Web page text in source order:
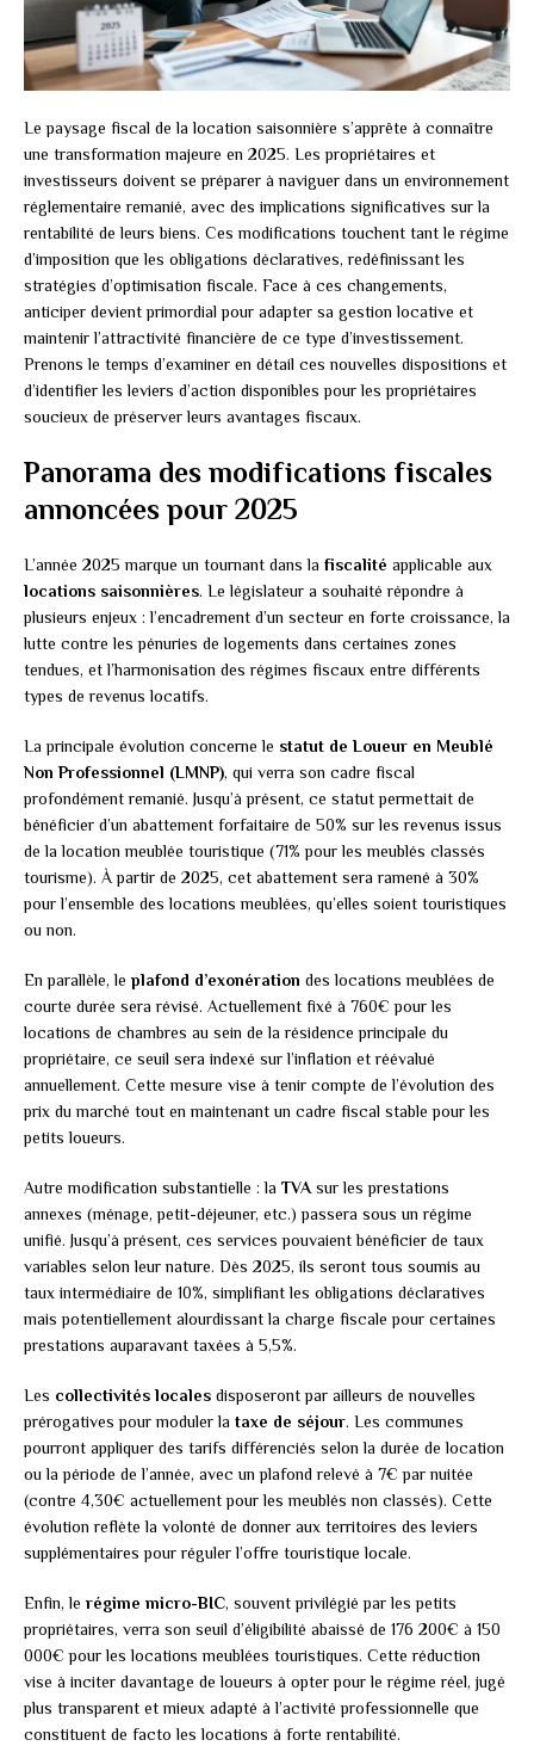
Le paysage fiscal de la location saisonnière s’apprête à connaître
une transformation majeure en 2025. Les propriétaires et
investisseurs doivent se préparer à naviguer dans un environnement
réglementaire remanié, avec des implications significatives sur la
rentabilité de leurs biens. Ces modifications touchent tant le régime
d’imposition que les obligations déclaratives, redéfinissant les
stratégies d’optimisation fiscale. Face à ces changements,
anticiper devient primordial pour adapter sa gestion locative et
maintenir l’attractivité financière de ce type d’investissement.
Prenons le temps d’examiner en détail ces nouvelles dispositions et
d’identifier les leviers d’action disponibles pour les propriétaires
soucieux de préserver leurs avantages fiscaux.
Panorama des modifications fiscales
annoncées pour 2025
L’année 2025 marque un tournant dans la fiscalité applicable aux
locations saisonnières. Le législateur a souhaité répondre à
plusieurs enjeux : l’encadrement d’un secteur en forte croissance, la
lutte contre les pénuries de logements dans certaines zones
tendues, et l’harmonisation des régimes fiscaux entre différents
types de revenus locatifs.
La principale évolution concerne le statut de Loueur en Meublé
Non Professionnel (LMNP), qui verra son cadre fiscal
profondément remanié. Jusqu’à présent, ce statut permettait de
bénéficier d’un abattement forfaitaire de 50% sur les revenus issus
de la location meublée touristique (71% pour les meublés classés
tourisme). À partir de 2025, cet abattement sera ramené à 30%
pour l’ensemble des locations meublées, qu’elles soient touristiques
ou non.
En parallèle, le plafond d’exonération des locations meublées de
courte durée sera révisé. Actuellement fixé à 760€ pour les
locations de chambres au sein de la résidence principale du
propriétaire, ce seuil sera indexé sur l’inflation et réévalué
annuellement. Cette mesure vise à tenir compte de l’évolution des
prix du marché tout en maintenant un cadre fiscal stable pour les
petits loueurs.
Autre modification substantielle : la TVAsur les prestations
annexes (ménage, petit-déjeuner, etc.) passera sous un régime
unifié. Jusqu’à présent, ces services pouvaient bénéficier de taux
variables selon leur nature. Dès 2025, ils seront tous soumis au
taux intermédiaire de 10%, simplifiant les obligations déclaratives
mais potentiellement alourdissant la charge fiscale pour certaines
prestations auparavant taxées à 5,5%.
Les collectivités locales disposeront par ailleurs de nouvelles
prérogatives pour moduler la taxe de séjour. Les communes
pourront appliquer des tarifs différenciés selon la durée de location
ou la période de l’année, avec un plafond relevé à 7€ par nuitée
(contre 4,30€ actuellement pour les meublés non classés). Cette
évolution reflète la volonté de donner aux territoires des leviers
supplémentaires pour réguler l’offre touristique locale.
Enfin, le régime micro-BIC, souvent privilégié par les petits
propriétaires, verra son seuil d’éligibilité abaissé de 176 200€ à 150
000€ pour les locations meublées touristiques. Cette réduction
vise à inciter davantage de loueurs à opter pour le régime réel, jugé
plus transparent et mieux adapté à l’activité professionnelle que
constituent de facto les locations à forte rentabilité.